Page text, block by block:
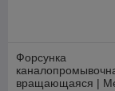
Форсунка
вращающаяся |